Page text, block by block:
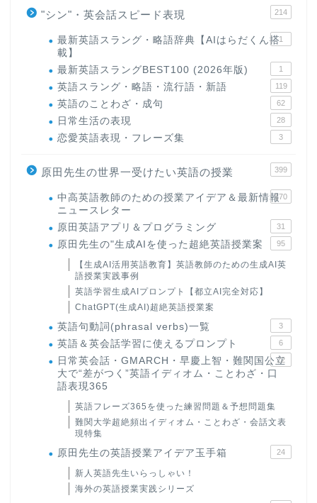
"シン"・英会話スピード表現 214
最新英語スラング・略語辞典【AIはらだくん搭
載】
1
最新英語スラングBEST100 (2026年版) 1
英語スラング・略語・流行語・新語 119
英語のことわざ・成句 62
日常生活の表現 28
恋愛英語表現・フレーズ集 3
原田先生の世界一受けたい英語の授業 399
中高英語教師のための授業アイデア＆最新情報
ニュースレター
170
原田英語アプリ＆プログラミング 31
原田先生の"生成AIを使った超絶英語授業案 95
【生成AI活用英語教育】英語教師のための生成AI英
語授業実践事例
英語学習生成AIプロンプト【都立AI完全対応】
ChatGPT(生成AI)超絶英語授業案
英語句動詞(phrasal verbs)一覧 3
英語＆英会話学習に使えるプロンプト 6
日常英会話・GMARCH・早慶上智・難関国公立
大で“差がつく”英語イディオム・ことわざ・口
語表現365
22
英語フレーズ365を使った練習問題＆予想問題集
難関大学超絶頻出イディオム・ことわざ・会話文表
現特集
原田先生の英語授業アイデア玉手箱 24
新人英語先生いらっしゃい！
海外の英語授業実践シリーズ